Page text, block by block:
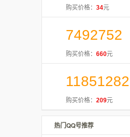
购买价格： 34元
7492752
购买价格： 660元
11851282
购买价格： 209元
热门QQ号推荐